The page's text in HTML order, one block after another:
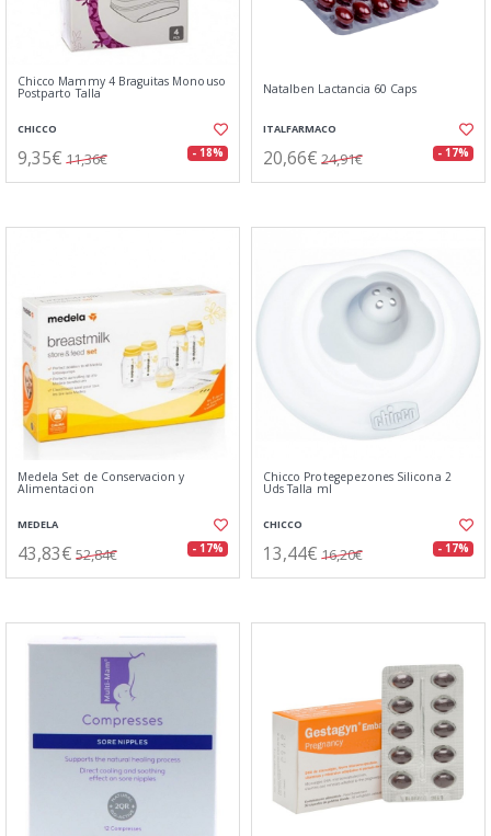
Chicco Mammy 4 Braguitas Monouso
Postparto Talla
CHICCO
9,35€ 11,36€ - 18%
Natalben Lactancia 60 Caps
ITALFARMACO
20,66€ 24,91€ - 17%
Medela Set de Conservacion y
Alimentacion
MEDELA
43,83€ 52,84€ - 17%
Chicco Protegepezones Silicona 2
Uds Talla ml
CHICCO
13,44€ 16,20€ - 17%